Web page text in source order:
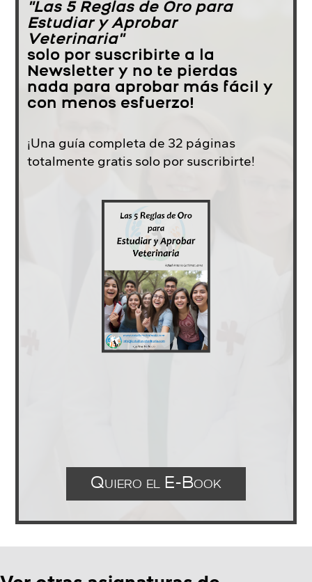
"Las 5 Reglas de Oro para
Estudiar y Aprobar
Veterinaria"
solo por suscribirte a la
Newsletter y no te pierdas
nada para aprobar más fácil y
con menos esfuerzo!
¡Una guía completa de 32 páginas
totalmente gratis solo por suscribirte!
Quiero el E-Book